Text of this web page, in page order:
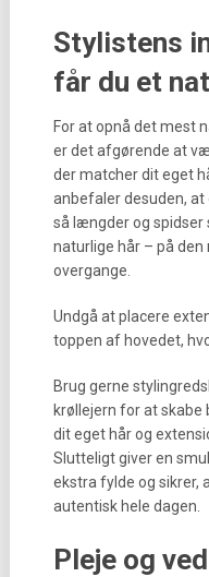
Stylistens
får du et
For at opnå det mest
er det afgørende at
der matcher dit eget
anbefaler desuden, at
så længder og
naturlige hår – på den
overgange.
Undgå at placere
toppen af hovedet,
Brug gerne
krøllejern for at skabe
dit eget hår og
Slutteligt giver en
ekstra fylde og sikrer,
autentisk hele dagen.
Pleje og